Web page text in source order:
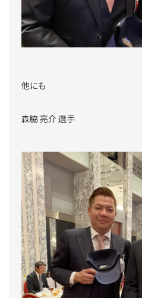
他にも
森脇 亮介 選手